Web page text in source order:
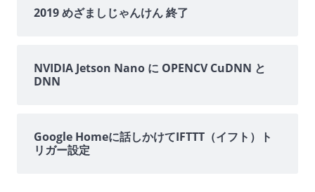
2019 めざましじゃんけん 終了
NVIDIA Jetson Nano に OPENCV CuDNN と
DNN
Google Homeに話しかけてIFTTT（イフト）ト
リガー設定